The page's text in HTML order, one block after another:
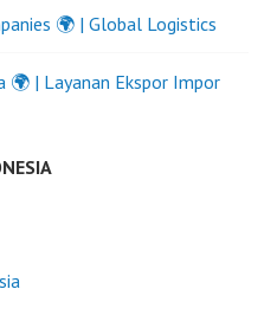
🌍 | Global Logistics
🌍 | Layanan Ekspor Impor